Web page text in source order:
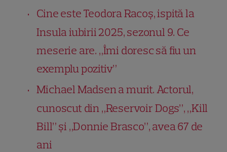
Cine este Teodora Racoș, ispită la
Insula iubirii 2025, sezonul 9. Ce
meserie are. „Îmi doresc să fiu un
exemplu pozitiv”
Michael Madsen a murit. Actorul,
cunoscut din „Reservoir Dogs”, „Kill
Bill” și „Donnie Brasco”, avea 67 de
ani